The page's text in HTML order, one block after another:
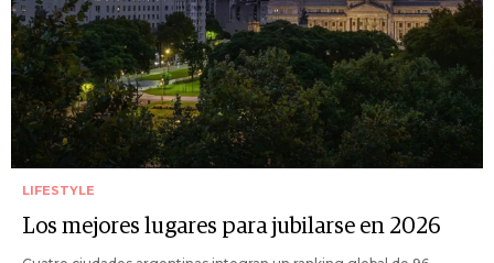
LIFESTYLE
Los mejores lugares para jubilarse en 2026